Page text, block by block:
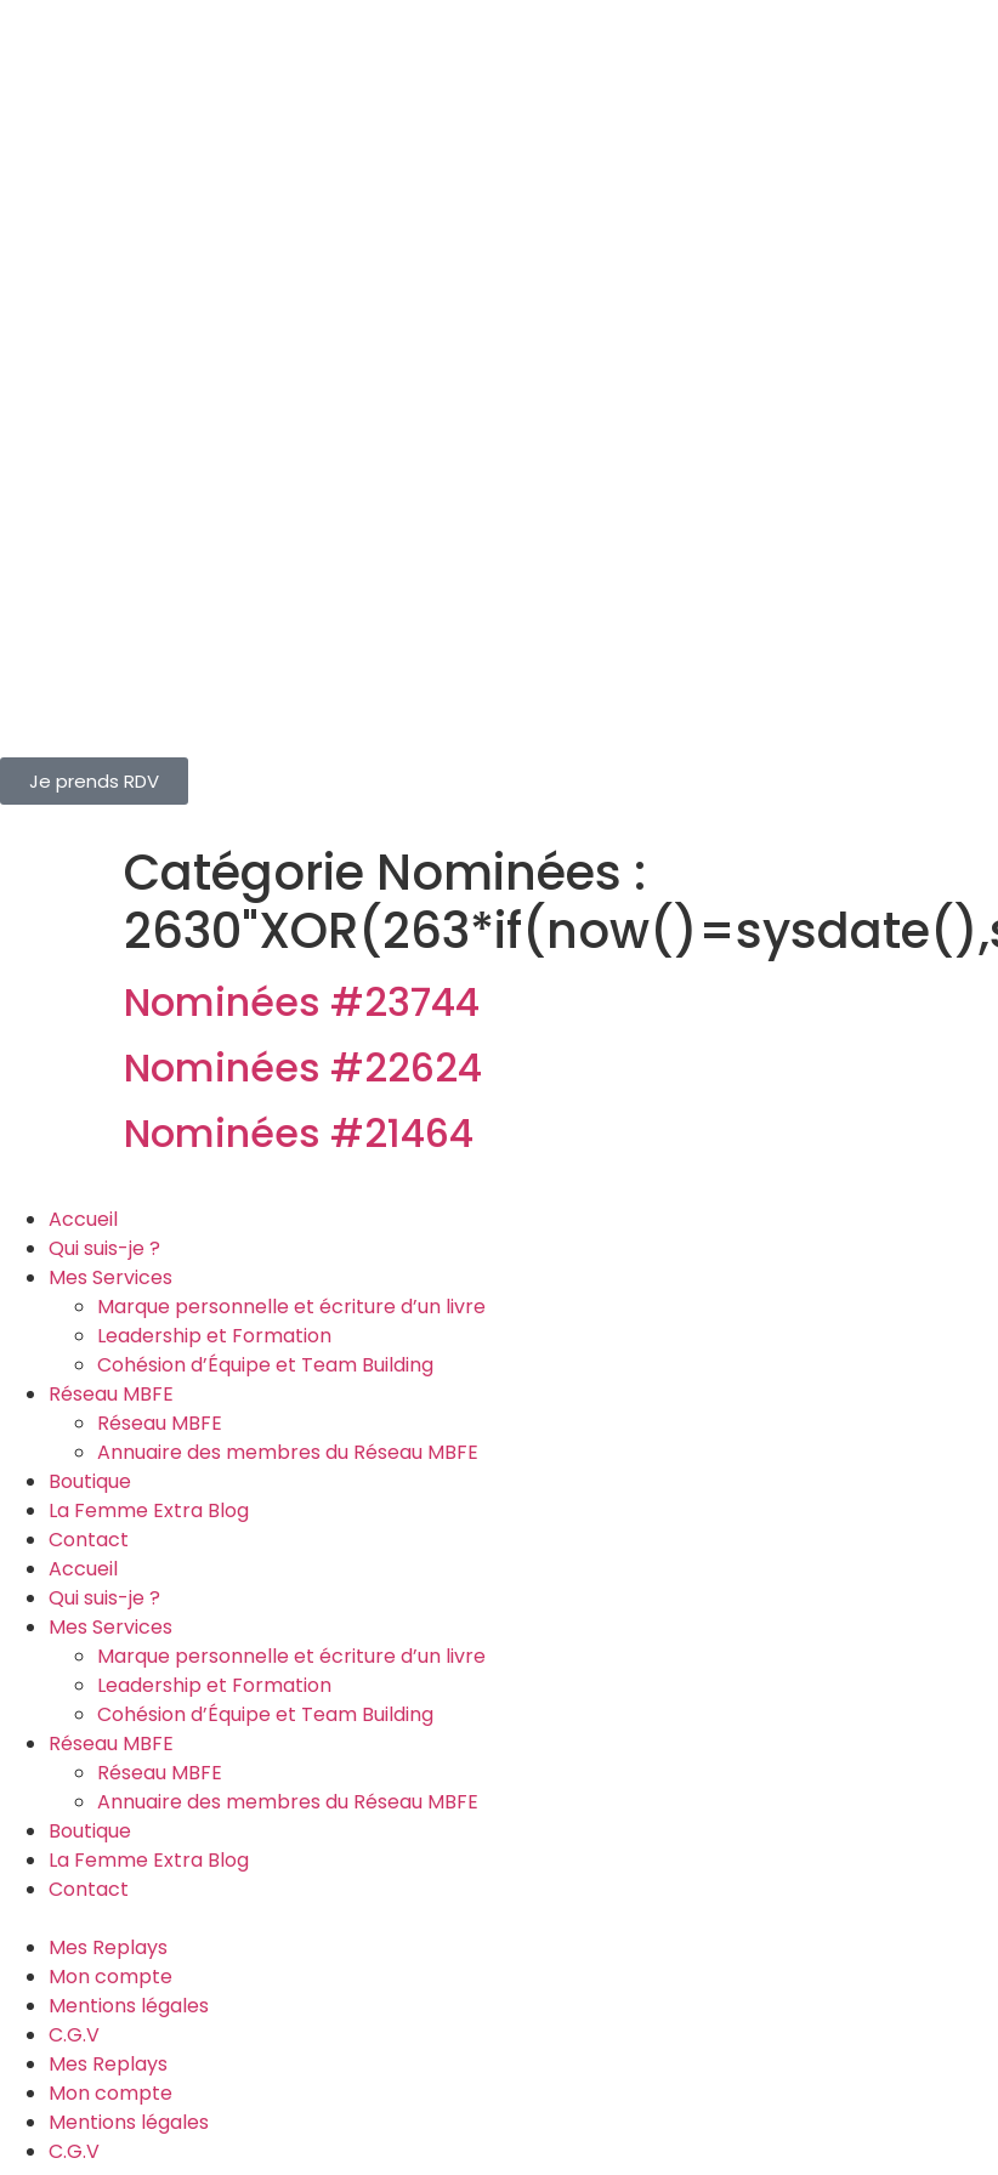
Je prends RDV
Catégorie Nominées :
Nominées #23744
Nominées #22624
Nominées #21464
Accueil
Qui suis-je ?
Mes Services
Marque personnelle et écriture d’un livre
Leadership et Formation
Cohésion d’Équipe et Team Building
Réseau MBFE
Réseau MBFE
Annuaire des membres du Réseau MBFE
Boutique
La Femme Extra Blog
Contact
Accueil
Qui suis-je ?
Mes Services
Marque personnelle et écriture d’un livre
Leadership et Formation
Cohésion d’Équipe et Team Building
Réseau MBFE
Réseau MBFE
Annuaire des membres du Réseau MBFE
Boutique
La Femme Extra Blog
Contact
Mes Replays
Mon compte
Mentions légales
C.G.V
Mes Replays
Mon compte
Mentions légales
C.G.V